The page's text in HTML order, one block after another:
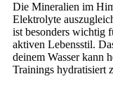
Die Mineralien im
Elektrolyte
ist besonders wichtig
aktiven Lebensstil.
deinem Wasser kann
Trainings hydratisiert